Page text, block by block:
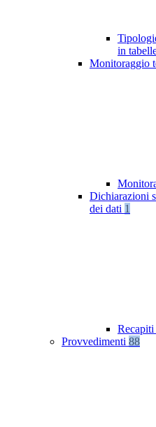
in
Monitoraggio
Dichiarazioni
dei dati 1
Provvedimenti 88